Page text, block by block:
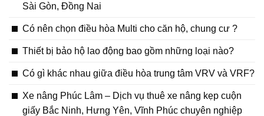
Sài Gòn, Đồng Nai
Có nên chọn điều hòa Multi cho căn hộ, chung cư ?
Thiết bị bảo hộ lao động bao gồm những loại nào?
Có gì khác nhau giữa điều hòa trung tâm VRV và VRF?
Xe nâng Phúc Lâm – Dịch vụ thuê xe nâng kẹp cuộn
giấy Bắc Ninh, Hưng Yên, Vĩnh Phúc chuyên nghiệp